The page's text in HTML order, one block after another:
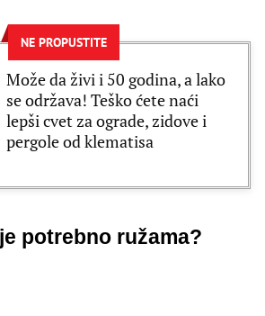
NE PROPUSTITE
Može da živi i 50 godina, a lako
se održava! Teško ćete naći
lepši cvet za ograde, zidove i
pergole od klematisa
potrebno ružama?